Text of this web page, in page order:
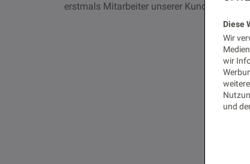
Diese
Wir
wir
und
erstmals Mitarbeiter unserer Kunden!) zum